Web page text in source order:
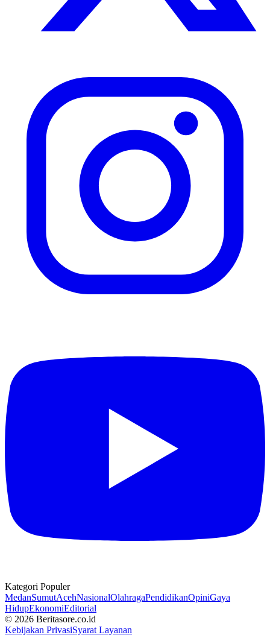
Kategori Populer
MedanSumutAcehNasionalOlahragaPendidikanOpiniGaya
HidupEkonomiEditorial
© 2026 Beritasore.co.id
Kebijakan PrivasiSyarat Layanan